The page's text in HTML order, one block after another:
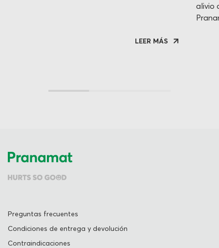
incorporar esta esterilla en tu rutina diaria.
LEER MÁS
alivio
Preguntas frecuentes
Condiciones de entrega y devolución
Contraindicaciones